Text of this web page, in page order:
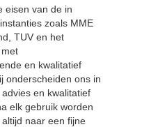
eisen van de in
zoals MME
TUV en het
en kwalitatief
onderscheiden ons in
en kwalitatief
elk gebruik worden
naar een fijne